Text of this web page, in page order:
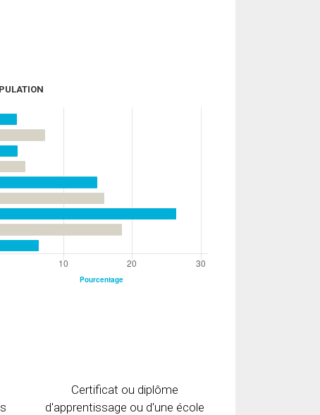
Certificat ou diplôme
d'apprentissage ou d'une école